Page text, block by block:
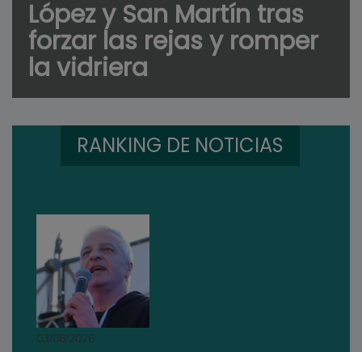
López y San Martín tras
forzar las rejas y romper
la vidriera
RANKING DE NOTICIAS
03/08/2026